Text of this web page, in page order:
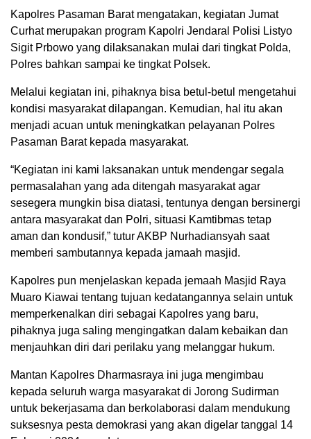
Kapolres Pasaman Barat mengatakan, kegiatan Jumat
Curhat merupakan program Kapolri Jendaral Polisi Listyo
Sigit Prbowo yang dilaksanakan mulai dari tingkat Polda,
Polres bahkan sampai ke tingkat Polsek.
Melalui kegiatan ini, pihaknya bisa betul-betul mengetahui
kondisi masyarakat dilapangan. Kemudian, hal itu akan
menjadi acuan untuk meningkatkan pelayanan Polres
Pasaman Barat kepada masyarakat.
“Kegiatan ini kami laksanakan untuk mendengar segala
permasalahan yang ada ditengah masyarakat agar
sesegera mungkin bisa diatasi, tentunya dengan bersinergi
antara masyarakat dan Polri, situasi Kamtibmas tetap
aman dan kondusif,” tutur AKBP Nurhadiansyah saat
memberi sambutannya kepada jamaah masjid.
Kapolres pun menjelaskan kepada jemaah Masjid Raya
Muaro Kiawai tentang tujuan kedatangannya selain untuk
memperkenalkan diri sebagai Kapolres yang baru,
pihaknya juga saling mengingatkan dalam kebaikan dan
menjauhkan diri dari perilaku yang melanggar hukum.
Mantan Kapolres Dharmasraya ini juga mengimbau
kepada seluruh warga masyarakat di Jorong Sudirman
untuk bekerjasama dan berkolaborasi dalam mendukung
suksesnya pesta demokrasi yang akan digelar tanggal 14